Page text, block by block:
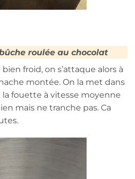
roulée au chocolat
froid, on s’attaque alors à
montée. On la met dans
fouette à vitesse moyenne
mais ne tranche pas. Ca